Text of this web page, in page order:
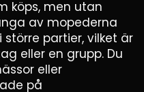
köps, men utan
av mopederna
större partier, vilket är
eller en grupp. Du
eller
på